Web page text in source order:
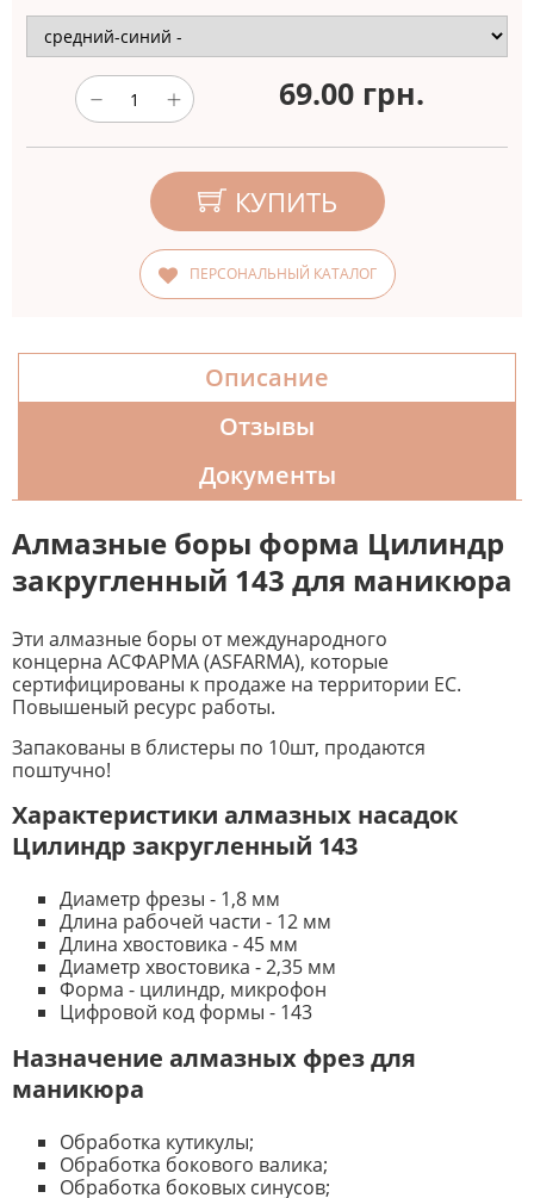
69.00 грн.
КУПИТЬ
ПЕРСОНАЛЬНЫЙ КАТАЛОГ
Описание
Отзывы
Документы
Алмазные боры форма Цилиндр
закругленный 143 для маникюра
Эти алмазные боры от международного
концерна АСФАРМА (ASFARMA), которые
сертифицированы к продаже на территории ЕС.
Повышеный ресурс работы.
Запакованы в блистеры по 10шт, продаются
поштучно!
Характеристики алмазных насадок
Цилиндр закругленный 143
Диаметр фрезы - 1,8 мм
Длина рабочей части - 12 мм
Длина хвостовика - 45 мм
Диаметр хвостовика - 2,35 мм
Форма - цилиндр, микрофон
Цифровой код формы - 143
Назначение алмазных фрез для
маникюра
Обработка кутикулы;
Обработка бокового валика;
Обработка боковых синусов;